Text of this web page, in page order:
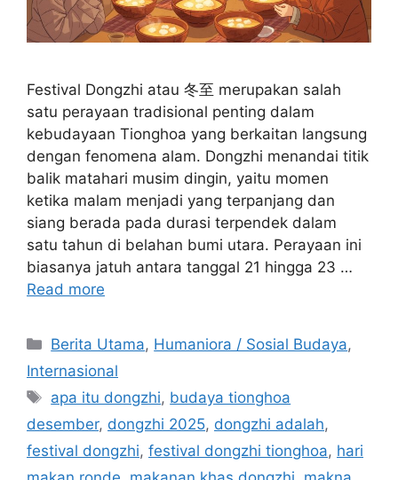
Festival Dongzhi atau 冬至 merupakan salah
satu perayaan tradisional penting dalam
kebudayaan Tionghoa yang berkaitan langsung
dengan fenomena alam. Dongzhi menandai titik
balik matahari musim dingin, yaitu momen
ketika malam menjadi yang terpanjang dan
siang berada pada durasi terpendek dalam
satu tahun di belahan bumi utara. Perayaan ini
biasanya jatuh antara tanggal 21 hingga 23 …
Read more
C
a
e
g
o
r
Berita Utama, Humaniora / Sosial Budaya,
Internasional
T
a
s
apa itu dongzhi, budaya tionghoa
desember, dongzhi 2025, dongzhi adalah,
festival dongzhi, festival dongzhi tionghoa, hari